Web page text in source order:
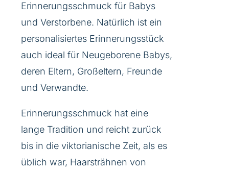
Erinnerungsschmuck für Babys
und Verstorbene. Natürlich ist ein
personalisiertes Erinnerungsstück
auch ideal für Neugeborene Babys,
deren Eltern, Großeltern, Freunde
und Verwandte.
Erinnerungsschmuck hat eine
lange Tradition und reicht zurück
bis in die viktorianische Zeit, als es
üblich war, Haarsträhnen von